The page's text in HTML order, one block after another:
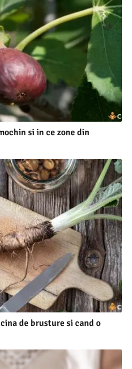
si in ce zone din
de brusture si cand o